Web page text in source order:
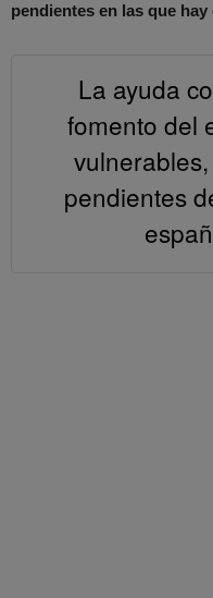
pendientes en las que
La ayuda
fomento del
pendientes